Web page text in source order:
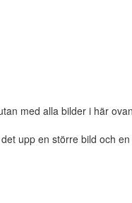
med alla bilder i här
upp en större bild och